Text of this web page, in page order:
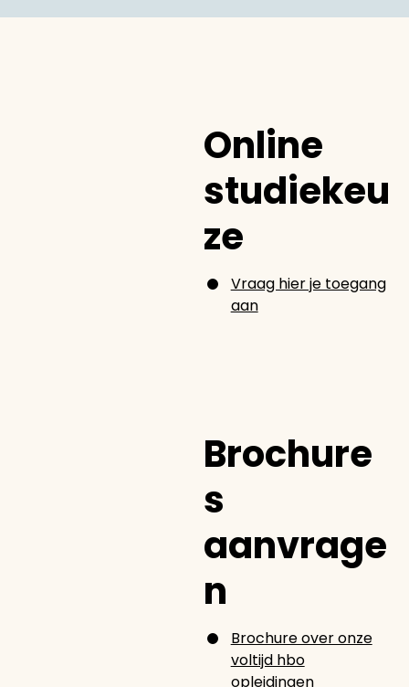
Online
studiekeu
ze
Vraag hier je toegang
aan
Brochure
s
aanvrage
n
Brochure over onze
voltijd hbo
opleidingen